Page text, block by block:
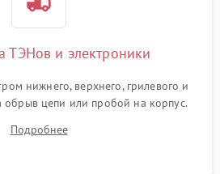
ТЭНов и электроники
нижнего, верхнего, грилевого и
обрыв цепи или пробой на корпус.
датчиков температуры,
режимов и мотора конвекции.
Подробнее